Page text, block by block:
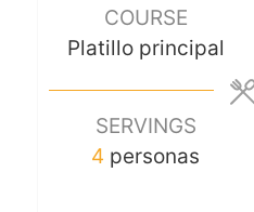
COURSE
Platillo principal
SERVINGS
4 personas